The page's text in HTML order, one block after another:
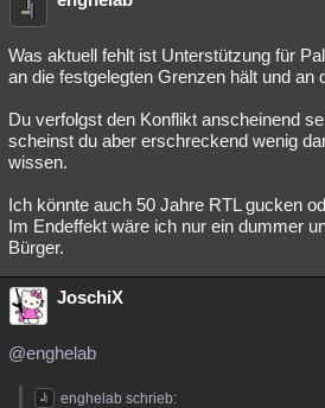
Was aktuell fehlt ist Unterstützung für
an die festgelegten Grenzen hält und an
Du verfolgst den Konflikt anscheinend
scheinst du aber erschreckend wenig
wissen.
Ich könnte auch 50 Jahre RTL gucken
Im Endeffekt wäre ich nur ein dummer
Bürger.
JoschiX
@enghelab
enghelab schrieb: